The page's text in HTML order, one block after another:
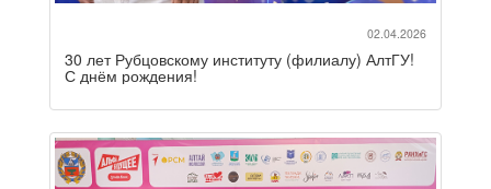
02.04.2026
30 лет Рубцовскому институту (филиалу) АлтГУ!
С днём рождения!